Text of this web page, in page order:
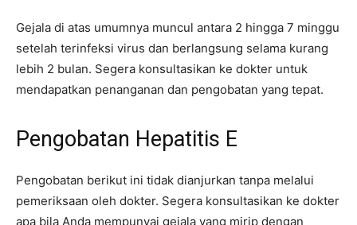
Gejala di atas umumnya muncul antara 2 hingga 7 minggu
setelah terinfeksi virus dan berlangsung selama kurang
lebih 2 bulan. Segera konsultasikan ke dokter untuk
mendapatkan penanganan dan pengobatan yang tepat.
Pengobatan Hepatitis E
Pengobatan berikut ini tidak dianjurkan tanpa melalui
pemeriksaan oleh dokter. Segera konsultasikan ke dokter
apa bila Anda mempunyai gejala yang mirip dengan